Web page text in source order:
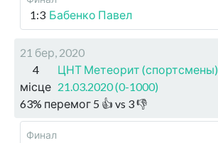
1:3 Бабенко Павел
21 бер, 2020
4
місце
ЦНТ Метеорит (спортсмены)
21.03.2020 (0-1000)
63% перемог 5 👍 vs 3👎
Финал